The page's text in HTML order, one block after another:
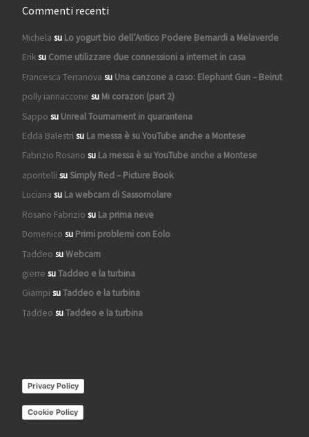
Commenti recenti
Michela su Lo yogurt bio dell’Antico Podere Bernardi a Melaverde
Eriksu Come utilizzare due connessioni a internet in casa
Francesca Terranova su Una canzone a caso: Elephant Gun – Beirut
polly iannaccone su Mi corazon (part 2)
Sappo su Unreal Tournament in quarantena
Edda Balestri su La messa è su YouTube anche a Montese
Fabrizio Rosano su La messa è su YouTube anche a Montese
apontelli suSimply Red – Picture Book
Luciana su La webcam di Sassomolare
Rosano Fabrizio su La prima neve
Domenico su Primi problemi con Eolo
Taddeo suWebcam
gierre suTaddeo e la turbina
Giampi suTaddeo e la turbina
Taddeo suTaddeo e la turbina
Privacy Policy
Cookie Policy